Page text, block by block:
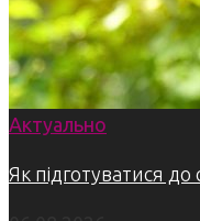
Актуально
Як підготуватися